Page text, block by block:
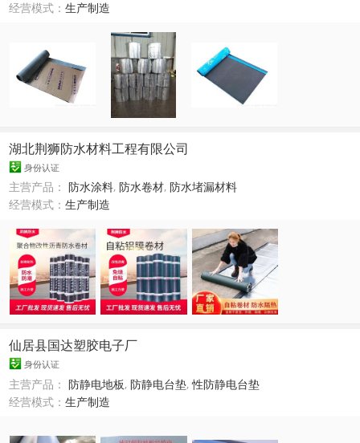
经营模式：生产制造
湖北荆狮防水材料工程有限公司
身份认证
主营产品：防水涂料,防水卷材,防水堵漏材料
经营模式：生产制造
仙居县国达塑胶电子厂
身份认证
主营产品：防静电地板,防静电台垫,性防静电台垫
经营模式：生产制造